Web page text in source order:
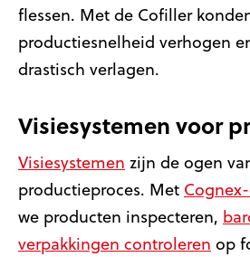
flessen. Met de Cofiller
productiesnelheid verhogen
drastisch verlagen.
Visiesystemen voor
Visiesystemen zijn de ogen
productieproces. Met
we producten inspecteren,
verpakkingen controleren op